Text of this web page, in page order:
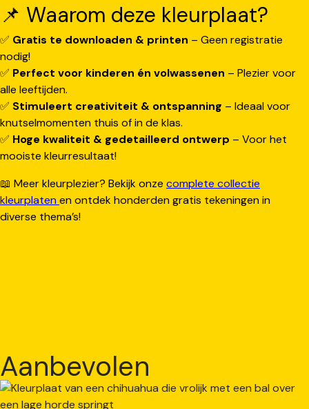
📌 Waarom deze kleurplaat?
✅ Gratis te downloaden & printen – Geen registratie
nodig!
✅ Perfect voor kinderen én volwassenen – Plezier voor
alle leeftijden.
✅ Stimuleert creativiteit & ontspanning – Ideaal voor
knutselmomenten thuis of in de klas.
✅ Hoge kwaliteit & gedetailleerd ontwerp – Voor het
mooiste kleurresultaat!
📖 Meer kleurplezier? Bekijk onze complete collectie
kleurplatenen ontdek honderden gratis tekeningen in
diverse thema’s!
Aanbevolen